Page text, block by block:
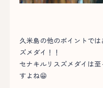
久米島の他のポイントで
ズメダイ！！
セナキルリスズメダイは
すよね😁